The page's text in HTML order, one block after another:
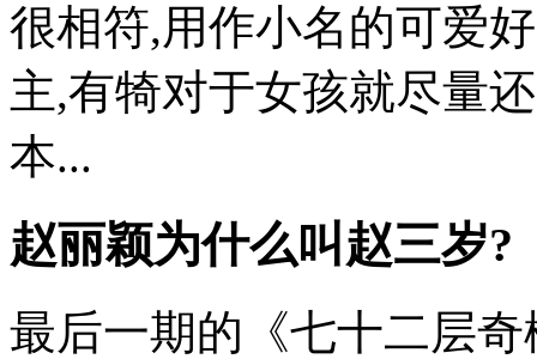
很相符,用作小名的可爱
主,有犄对于女孩就尽量
本...
赵丽颖为什么叫赵三岁?
最后一期的《七十二层